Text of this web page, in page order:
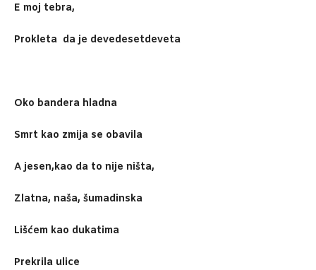
E moj tebra,
Prokleta da je devedesetdeveta
Oko bandera hladna
Smrt kao zmija se obavila
A jesen,kao da to nije ništa,
Zlatna, naša, šumadinska
Lišćem kao dukatima
Prekrila ulice